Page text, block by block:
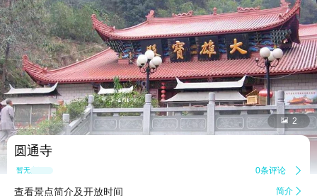
 2
圆通寺
暂无点评 0条评论 
查看景点简介及开放时间 简介 
